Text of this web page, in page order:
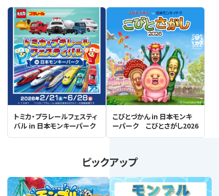
トミカ・プラレールフェスティ
バル in 日本モンキーパーク
こびとづかん in 日本モンキ
ーパーク こびとさがし2026
ピックアップ